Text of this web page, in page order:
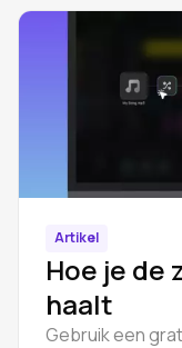
Artikel
Hoe je de
haalt
Gebruik een